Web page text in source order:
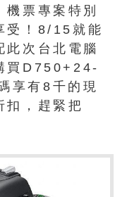
票專案特別
受！8/15就能
此次台北電腦
買D750+24-
享有8千的現
扣，趕緊把